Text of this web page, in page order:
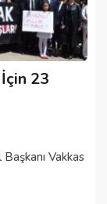
23
Vakkas